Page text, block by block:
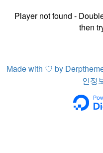
Player not found -
then
Made with ♡ by
인정